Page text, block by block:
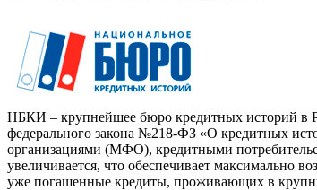
НБКИ – крупнейшее бюро кредитных историй в
федерального закона №218-ФЗ «О кредитных
организациями (МФО), кредитными
увеличивается, что обеспечивает
уже погашенные кредиты, проживающих в